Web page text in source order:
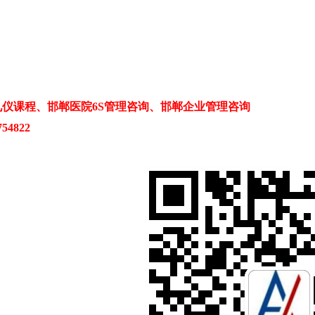
课程、邯郸医院6S管理咨询、邯郸企业管理咨询